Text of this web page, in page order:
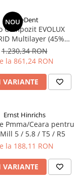
NOU
BlueDent
Compozit EVOLUX
Multilayer (45%
Ceramica)
1.230,34 RON
la 861,24 RON
VARIANTE
Ernst Hinrichs
Pmma/Ceara pentru
5 / 5.8 / T5 / R5
la 188,11 RON
VARIANTE